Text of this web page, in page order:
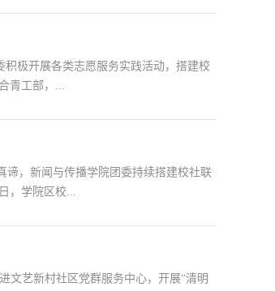
积极开展各类志愿服务实践活动，搭建校
青工部，...
谛，新闻与传播学院团委持续搭建校社联
，学院区校...
文艺新村社区党群服务中心，开展“清明